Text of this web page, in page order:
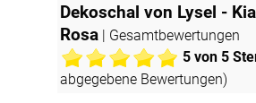
Dekoschal von Lysel -
Rosa | Gesamtbewertungen
5 von 5
abgegebene Bewertungen)